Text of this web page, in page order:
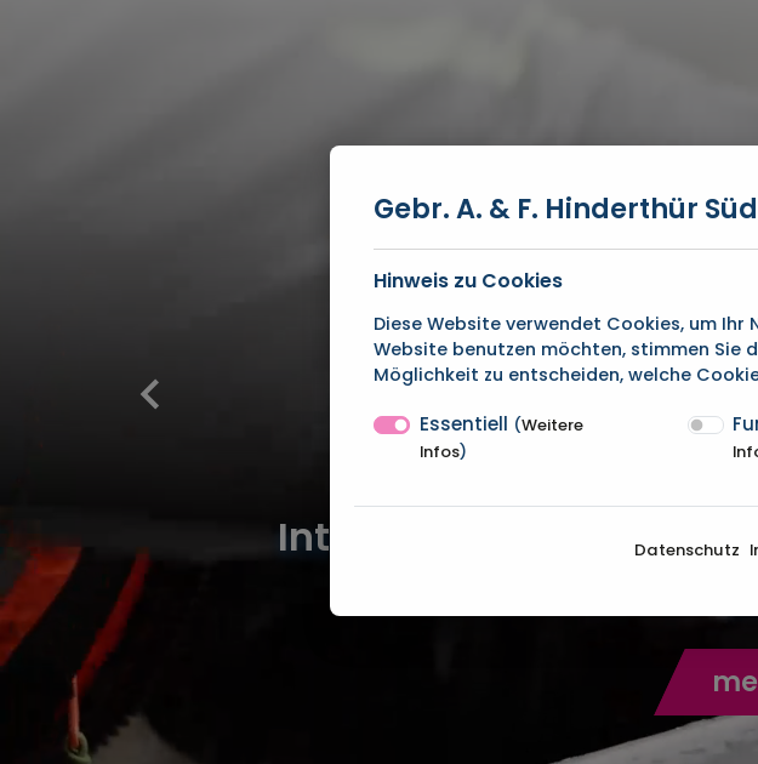
Intelligente und
Gebr. A. & F. Hinderthür
Hinweis zu Cookies
Diese Website verwendet Cookies, um Ihr
Website benutzen möchten, stimmen Sie
Möglichkeit zu entscheiden, welche
Essentiell (Weitere
Infos)
Datenschutz